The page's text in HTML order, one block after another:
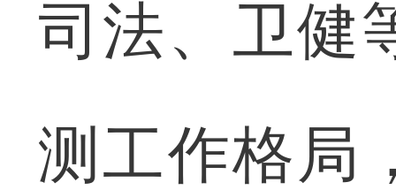
司法、卫健
测工作格局